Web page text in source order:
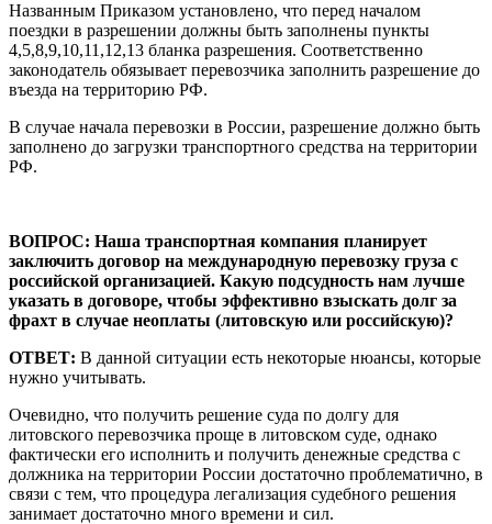
Названным Приказом установлено, что перед началом
поездки в разрешении должны быть заполнены пункты
4,5,8,9,10,11,12,13 бланка разрешения. Соответственно
законодатель обязывает перевозчика заполнить разрешение до
въезда на территорию РФ.
В случае начала перевозки в России, разрешение должно быть
заполнено до загрузки транспортного средства на территории
РФ.
ВОПРОС: Наша транспортная компания планирует
заключить договор на международную перевозку груза с
российской организацией. Какую подсудность нам лучше
указать в договоре, чтобы эффективно взыскать долг за
фрахт в случае неоплаты (литовскую или российскую)?
ОТВЕТ: В данной ситуации есть некоторые нюансы, которые
нужно учитывать.
Очевидно, что получить решение суда по долгу для
литовского перевозчика проще в литовском суде, однако
фактически его исполнить и получить денежные средства с
должника на территории России достаточно проблематично, в
связи с тем, что процедура легализация судебного решения
занимает достаточно много времени и сил.